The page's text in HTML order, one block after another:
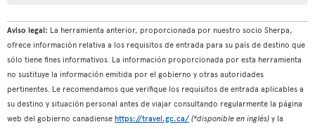
Aviso legal: La herramienta anterior, proporcionada por nuestro socio Sherpa,
ofrece información relativa a los requisitos de entrada para su país de destino que
sólo tiene fines informativos. La información proporcionada por esta herramienta
no sustituye la información emitida por el gobierno y otras autoridades
pertinentes. Le recomendamos que verifique los requisitos de entrada aplicables a
su destino y situación personal antes de viajar consultando regularmente la página
web del gobierno canadiense https://travel.gc.ca/ (*disponible en inglés) y la